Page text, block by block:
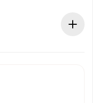
entstehen keine